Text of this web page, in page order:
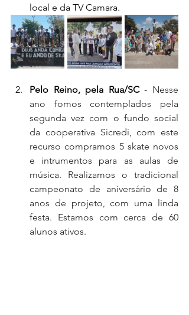
local e da TV Camara.
Pelo Reino, pela Rua/SC - Nesse
ano fomos contemplados pela
segunda vez com o fundo social
da cooperativa Sicredi, com este
recurso compramos 5 skate novos
e intrumentos para as aulas de
música. Realizamos o tradicional
campeonato de aniversário de 8
anos de projeto, com uma linda
festa. Estamos com cerca de 60
alunos ativos.